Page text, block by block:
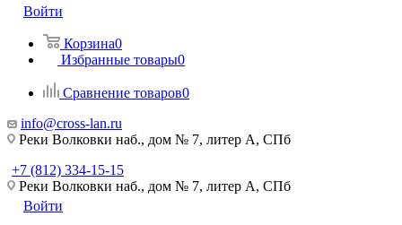
Войти
Корзина0
Избранные товары0
Сравнение товаров0
info@cross-lan.ru
Реки Волковки наб., дом № 7, литер А, СПб
+7 (812) 334-15-15
Реки Волковки наб., дом № 7, литер А, СПб
Войти